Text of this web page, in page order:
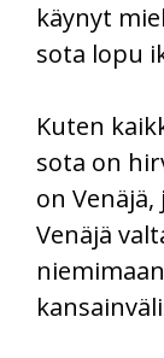
käynyt
sota lopu
Kuten
sota on
on
Venäjä